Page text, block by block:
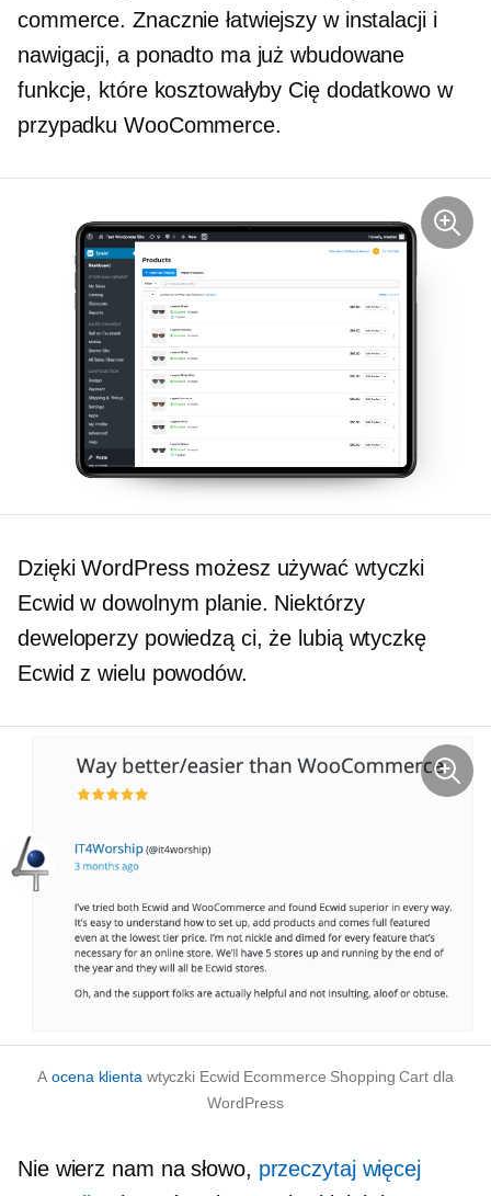
commerce. Znacznie łatwiejszy w instalacji i
nawigacji, a ponadto ma już wbudowane
funkcje, które kosztowałyby Cię dodatkowo w
przypadku WooCommerce.
Dzięki WordPress możesz używać wtyczki
Ecwid w dowolnym planie. Niektórzy
deweloperzy powiedzą ci, że lubią wtyczkę
Ecwid z wielu powodów.
Aocena klienta wtyczki Ecwid Ecommerce Shopping Cart dla
WordPress
Nie wierz nam na słowo, przeczytaj więcej